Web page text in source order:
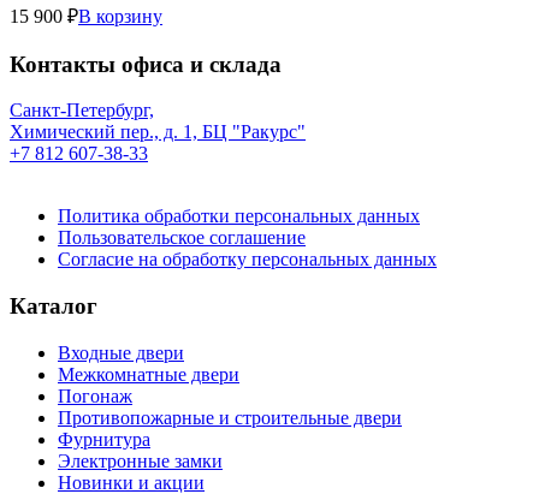
15 900 ₽В корзину
Контакты офиса и склада
Санкт-Петербург,
Химический пер., д. 1, БЦ "Ракурс"
+7 812 607-38-33
Политика обработки персональных данных
Пользовательское соглашение
Согласие на обработку персональных данных
Каталог
Входные двери
Межкомнатные двери
Погонаж
Противопожарные и строительные двери
Фурнитура
Электронные замки
Новинки и акции